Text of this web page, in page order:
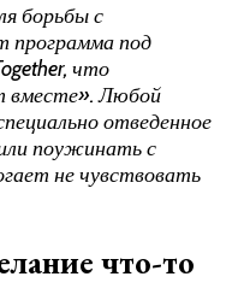
борьбы с
программа под
, что
вместе». Любой
отведенное
поужинать с
не чувствовать
что-то